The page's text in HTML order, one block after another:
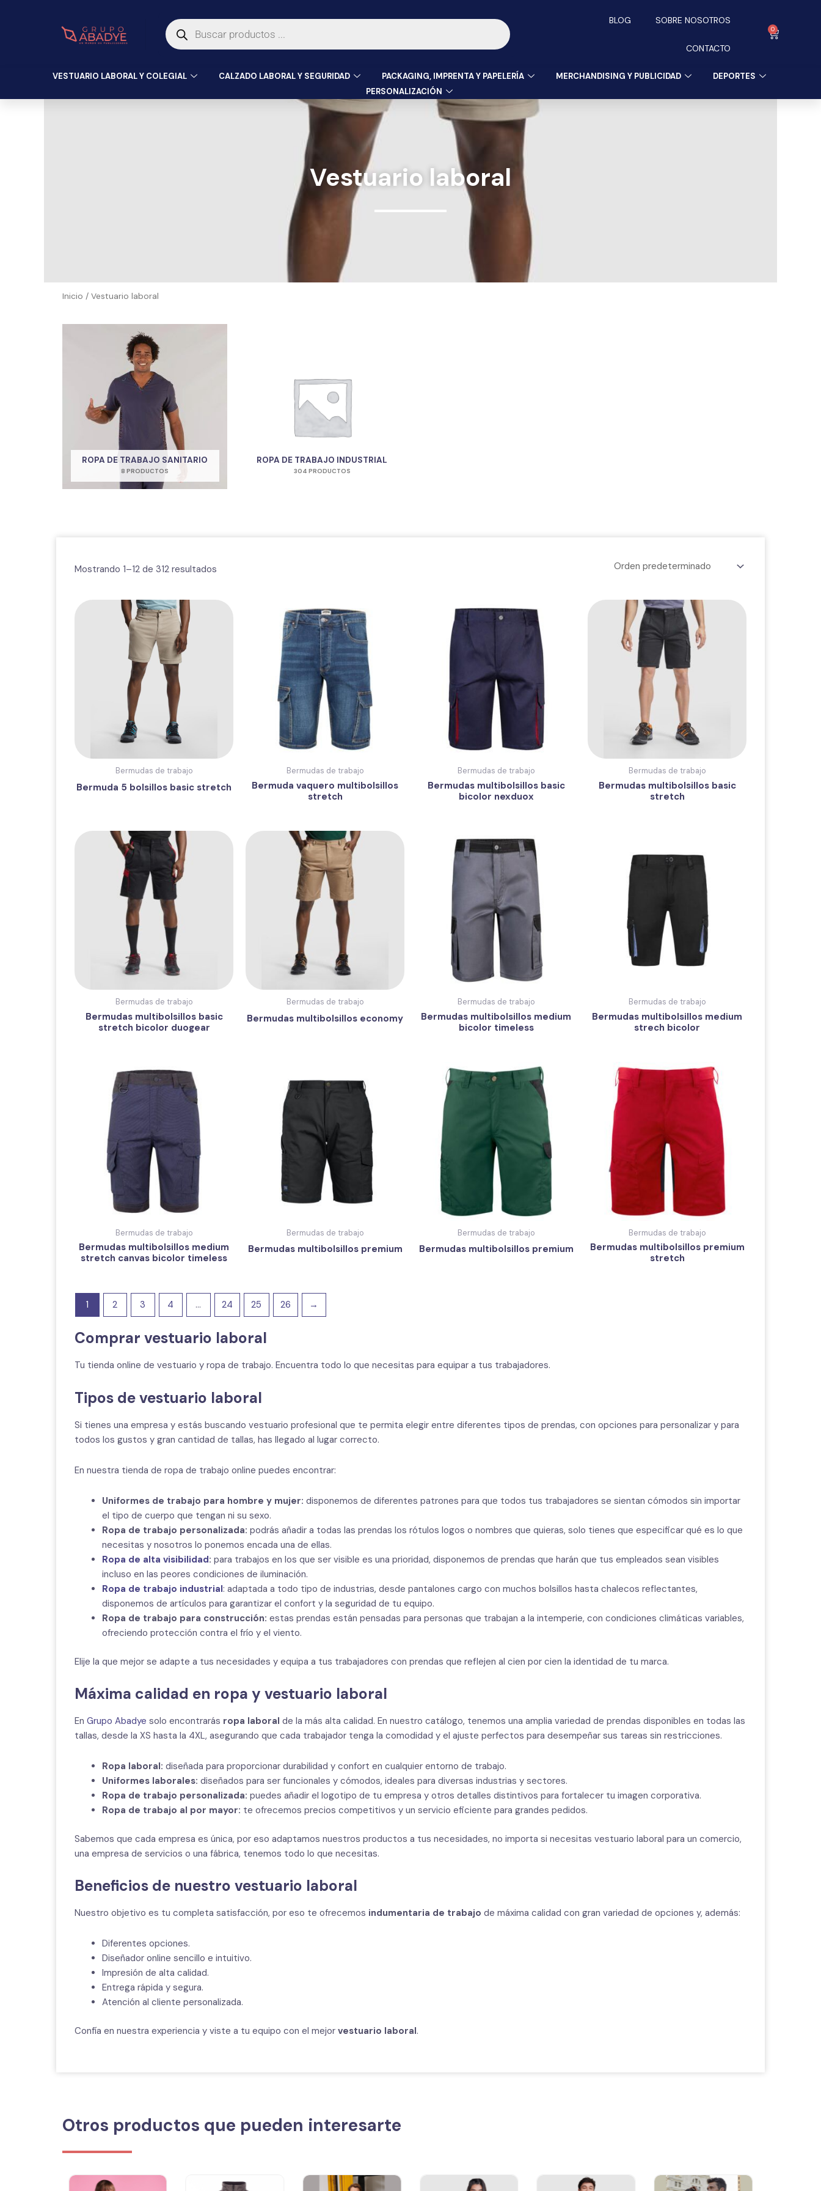
de
productos
BLOG SOBRE NOSOTROS
CONTACTO
0
Carrito
VESTUARIO LABORAL Y COLEGIAL CALZADO LABORAL Y SEGURIDAD PACKAGING, IMPRENTA Y PAPELERÍA MERCHANDISING Y PUBLICIDAD
DEPORTES
PERSONALIZACIÓN
Vestuario laboral
Inicio / Vestuario laboral
ROPA DE TRABAJO SANITARIO
8 PRODUCTOS
ROPA DE TRABAJO INDUSTRIAL
304 PRODUCTOS
Mostrando 1–12 de 312 resultados
Bermudas de trabajo
Bermuda 5 bolsillos basic stretch
Bermudas de trabajo
Bermuda vaquero multibolsillos
stretch
Bermudas de trabajo
Bermudas multibolsillos basic
bicolor nexduox
Bermudas de trabajo
Bermudas multibolsillos basic
stretch
Bermudas de trabajo
Bermudas multibolsillos basic
stretch bicolor duogear
Bermudas de trabajo
Bermudas multibolsillos economy
Bermudas de trabajo
Bermudas multibolsillos medium
bicolor timeless
Bermudas de trabajo
Bermudas multibolsillos medium
strech bicolor
Bermudas de trabajo
Bermudas multibolsillos medium
stretch canvas bicolor timeless
Bermudas de trabajo
Bermudas multibolsillos premium
Bermudas de trabajo
Bermudas multibolsillos premium
Bermudas de trabajo
Bermudas multibolsillos premium
stretch
1 2 3 4 … 24 25 26 →
Comprar vestuario laboral
Tu tienda online de vestuario y ropa de trabajo. Encuentra todo lo que necesitas para equipar a tus trabajadores.
Tipos de vestuario laboral
Si tienes una empresa y estás buscando vestuario profesional que te permita elegir entre diferentes tipos de prendas, con opciones para personalizar y para
todos los gustos y gran cantidad de tallas, has llegado al lugar correcto.
En nuestra tienda de ropa de trabajo online puedes encontrar:
Uniformes de trabajo para hombre y mujer: disponemos de diferentes patrones para que todos tus trabajadores se sientan cómodos sin importar
el tipo de cuerpo que tengan ni su sexo.
Ropa de trabajo personalizada: podrás añadir a todas las prendas los rótulos logos o nombres que quieras, solo tienes que especificar qué es lo que
necesitas y nosotros lo ponemos encada una de ellas.
Ropa de alta visibilidad: para trabajos en los que ser visible es una prioridad, disponemos de prendas que harán que tus empleados sean visibles
incluso en las peores condiciones de iluminación.
Ropa de trabajo industrial: adaptada a todo tipo de industrias, desde pantalones cargo con muchos bolsillos hasta chalecos reflectantes,
disponemos de artículos para garantizar el confort y la seguridad de tu equipo.
Ropa de trabajo para construcción: estas prendas están pensadas para personas que trabajan a la intemperie, con condiciones climáticas variables,
ofreciendo protección contra el frío y el viento.
Elije la que mejor se adapte a tus necesidades y equipa a tus trabajadores con prendas que reflejen al cien por cien la identidad de tu marca.
Máxima calidad en ropa y vestuario laboral
En Grupo Abadye solo encontrarás ropa laboral de la más alta calidad. En nuestro catálogo, tenemos una amplia variedad de prendas disponibles en todas las
tallas, desde la XS hasta la 4XL, asegurando que cada trabajador tenga la comodidad y el ajuste perfectos para desempeñar sus tareas sin restricciones.
Ropa laboral: diseñada para proporcionar durabilidad y confort en cualquier entorno de trabajo.
Uniformes laborales: diseñados para ser funcionales y cómodos, ideales para diversas industrias y sectores.
Ropa de trabajo personalizada: puedes añadir el logotipo de tu empresa y otros detalles distintivos para fortalecer tu imagen corporativa.
Ropa de trabajo al por mayor: te ofrecemos precios competitivos y un servicio eficiente para grandes pedidos.
Sabemos que cada empresa es única, por eso adaptamos nuestros productos a tus necesidades, no importa si necesitas vestuario laboral para un comercio,
una empresa de servicios o una fábrica, tenemos todo lo que necesitas.
Beneficios de nuestro vestuario laboral
Nuestro objetivo es tu completa satisfacción, por eso te ofrecemos indumentaria de trabajo de máxima calidad con gran variedad de opciones y, además:
Diferentes opciones.
Diseñador online sencillo e intuitivo.
Impresión de alta calidad.
Entrega rápida y segura.
Atención al cliente personalizada.
Confía en nuestra experiencia y viste a tu equipo con el mejor vestuario laboral.
Otros productos que pueden interesarte